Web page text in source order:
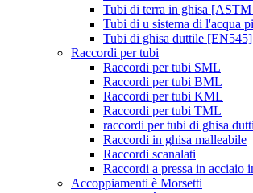
Tubi di terra in ghisa
Tubi di u sistema di l'acqua
Tubi di ghisa duttile [EN545]
Raccordi per tubi
Raccordi per tubi SML
Raccordi per tubi BML
Raccordi per tubi KML
Raccordi per tubi TML
raccordi per tubi di ghisa
Raccordi in ghisa malleabile
Raccordi scanalati
Raccordi a pressa in acciaio
Accoppiamenti è Morsetti